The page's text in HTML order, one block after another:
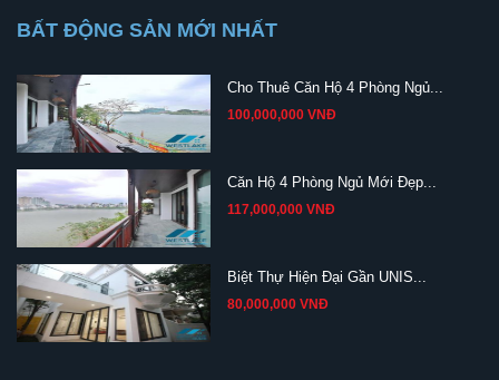
BẤT ĐỘNG SẢN MỚI NHẤT
Cho Thuê Căn Hộ 4 Phòng Ngủ...
100,000,000 VNĐ
Căn Hộ 4 Phòng Ngủ Mới Đẹp...
117,000,000 VNĐ
Biệt Thự Hiện Đại Gần UNIS...
80,000,000 VNĐ